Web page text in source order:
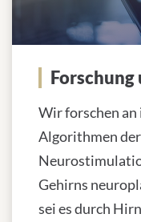
Wir forschen
Algorithmen
Gehirns
sei es durch